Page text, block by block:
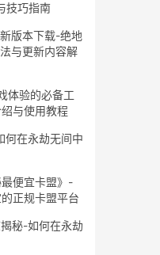
技巧指南
版本下载-绝地
与更新内容解
体验的必备工
与使用教程
何在永劫无间中
最便宜卡盟》-
正规卡盟平台
秘-如何在永劫